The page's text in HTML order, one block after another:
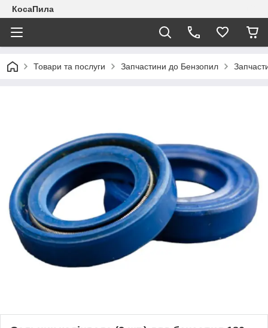
КосаПила
Товари та послуги Запчастини до Бензопил